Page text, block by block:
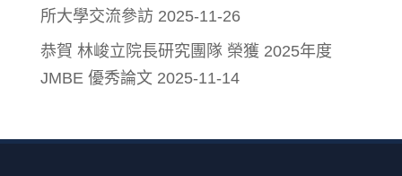
所大學交流參訪 2025-11-26
恭賀 林峻立院長研究團隊 榮獲 2025年度
JMBE 優秀論文 2025-11-14